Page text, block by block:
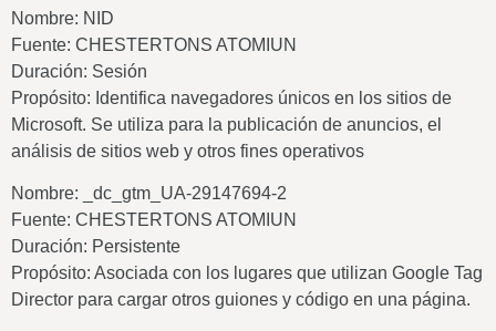
Nombre: NID
Fuente: CHESTERTONS ATOMIUN
Duración: Sesión
Propósito: Identifica navegadores únicos en los sitios de
Microsoft. Se utiliza para la publicación de anuncios, el
análisis de sitios web y otros fines operativos
Nombre: _dc_gtm_UA-29147694-2
Fuente: CHESTERTONS ATOMIUN
Duración: Persistente
Propósito: Asociada con los lugares que utilizan Google Tag
Director para cargar otros guiones y código en una página.